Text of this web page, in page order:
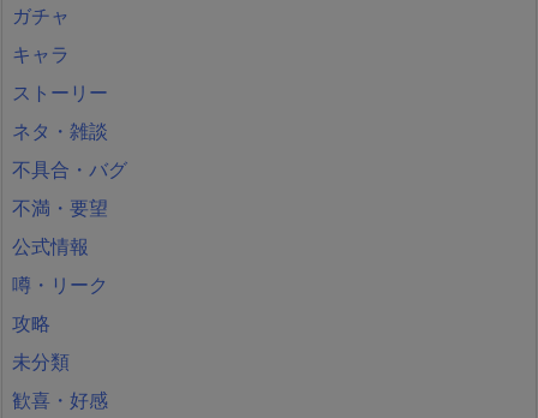
ガチャ
キャラ
ストーリー
ネタ・雑談
不具合・バグ
不満・要望
公式情報
噂・リーク
攻略
未分類
歓喜・好感